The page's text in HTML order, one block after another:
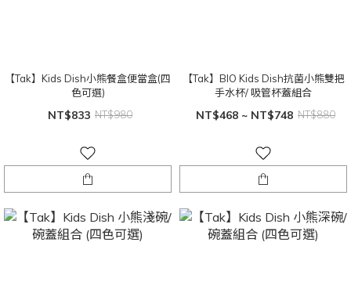
【Tak】Kids Dish小熊餐盒便當盒(四
色可選)
NT$833 NT$980
【Tak】BIO Kids Dish抗菌小熊雙把
手水杯/ 吸管杯蓋組合
NT$468 ~ NT$748 NT$880